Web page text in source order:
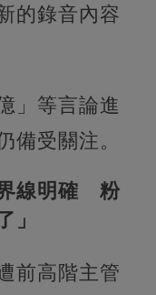
的錄音內容
」等言論進
備受關注。
線明確 粉
」
前高階主管